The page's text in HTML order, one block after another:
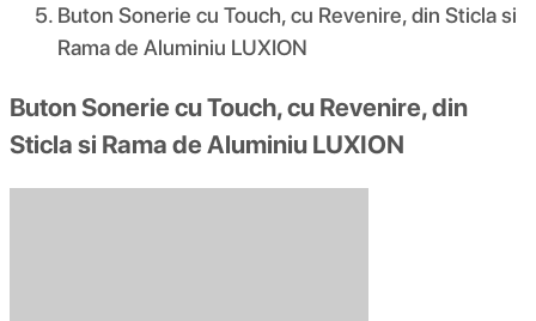
Buton Sonerie cu Touch, cu Revenire, din Sticla si
Rama de Aluminiu LUXION
Buton Sonerie cu Touch, cu Revenire, din
Sticla si Rama de Aluminiu LUXION